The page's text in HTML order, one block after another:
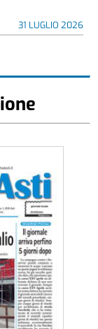
31 LUGLIO 2026